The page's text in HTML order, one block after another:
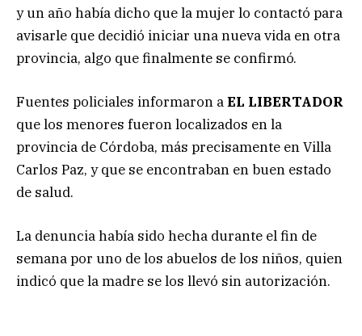
y un año había dicho que la mujer lo contactó para
avisarle que decidió iniciar una nueva vida en otra
provincia, algo que finalmente se confirmó.
Fuentes policiales informaron aEL LIBERTADOR
que los menores fueron localizados en la
provincia de Córdoba, más precisamente en Villa
Carlos Paz, y que se encontraban en buen estado
de salud.
La denuncia había sido hecha durante el fin de
semana por uno de los abuelos de los niños, quien
indicó que la madre se los llevó sin autorización.